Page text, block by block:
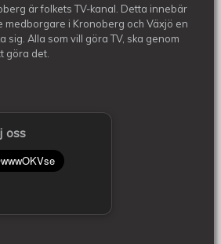
är folkets TV-kanal. Detta innebär
medborgare i Kronoberg och Växjö en
sig. Alla som vill göra TV, ska genom
göra det.
oss